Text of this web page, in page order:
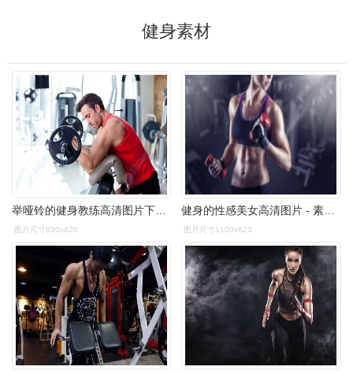
健身素材
图片尺寸630x420 图片尺寸1100x623